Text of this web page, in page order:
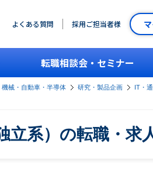
よくある質問 採用ご担当者様
転職相談会・セミナー
機械・自動車・半導体 研究・製品企画 IT・
立系）の転職・求